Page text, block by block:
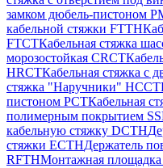
замком дюбель-пистоном
кабельной стяжки FTTH
FTCTКабельная стяжка
морозостойкая CRCT
HRCTКабельная стяжка с
стяжка "Наручники" HCCT
пистоном PCTКабельная
полимерным покрытием
кабельную стяжку DCTH
стяжки ECTHДержатель
RFTHМонтажная площадка